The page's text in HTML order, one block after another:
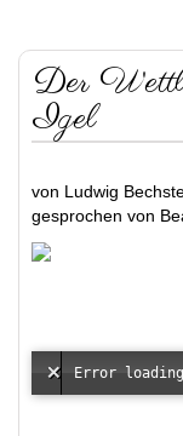
Der
Igel
von Ludwig
gesprochen von